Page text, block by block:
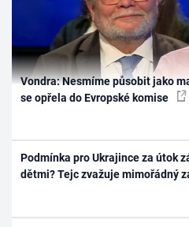
Vondra: Nesmíme působit jako
se opřela do Evropské komise
Podmínka pro Ukrajince za útok
dětmi? Tejc zvažuje mimořádný